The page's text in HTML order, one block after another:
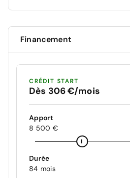
Financement
CRÉDIT START
Dès 306 €/mois
Apport
8 500 €
Durée
84 mois